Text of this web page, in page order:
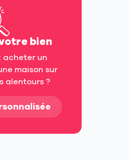
bien
acheter un
maison sur
alentours ?